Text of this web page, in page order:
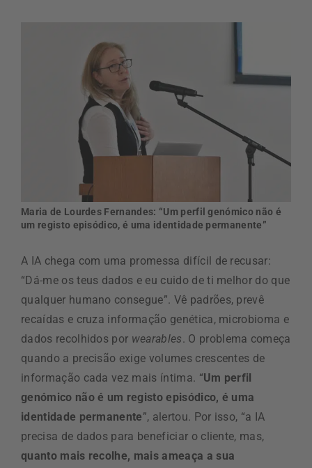
Maria de Lourdes Fernandes: “Um perfil genómico não é
um registo episódico, é uma identidade permanente”
A IA chega com uma promessa difícil de recusar:
“Dá-me os teus dados e eu cuido de ti melhor do que
qualquer humano consegue”. Vê padrões, prevê
recaídas e cruza informação genética, microbioma e
dados recolhidos por wearables. O problema começa
quando a precisão exige volumes crescentes de
informação cada vez mais íntima. “Um perfil
genómico não é um registo episódico, é uma
identidade permanente”, alertou. Por isso, “a IA
precisa de dados para beneficiar o cliente, mas,
quanto mais recolhe, mais ameaça a sua